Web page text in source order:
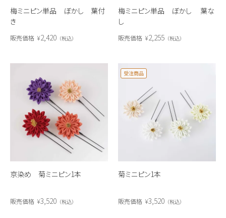
梅ミニピン単品 ぼかし 葉付
き
販売価格 ¥2,420 税込
梅ミニピン単品 ぼかし 葉な
し
販売価格 ¥2,255 税込
京染め 菊ミニピン1本
販売価格 ¥3,520 税込
菊ミニピン1本
受注商品
販売価格 ¥3,520 税込